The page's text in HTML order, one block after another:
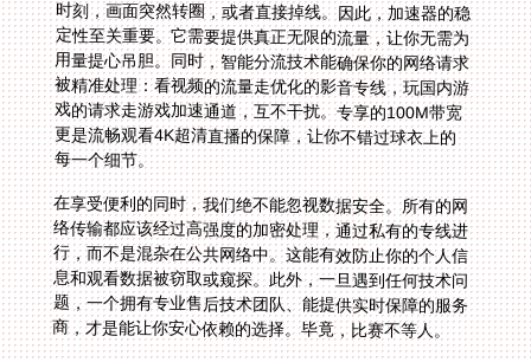
每一个细节。
在享受便利的同时，我们绝不能忽视数据安全。所有的网
络传输都应该经过高强度的加密处理，通过私有的专线进
行，而不是混杂在公共网络中。这能有效防止你的个人信
息和观看数据被窃取或窥探。此外，一旦遇到任何技术问
题，一个拥有专业售后技术团队、能提供实时保障的服务
商，才是能让你安心依赖的选择。毕竟，比赛不等人。